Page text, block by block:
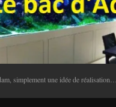
simplement une idée de réalisation….